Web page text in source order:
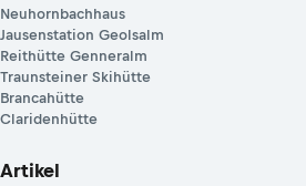
Neuhornbachhaus
Jausenstation Geolsalm
Reithütte Genneralm
Traunsteiner Skihütte
Brancahütte
Claridenhütte
Artikel